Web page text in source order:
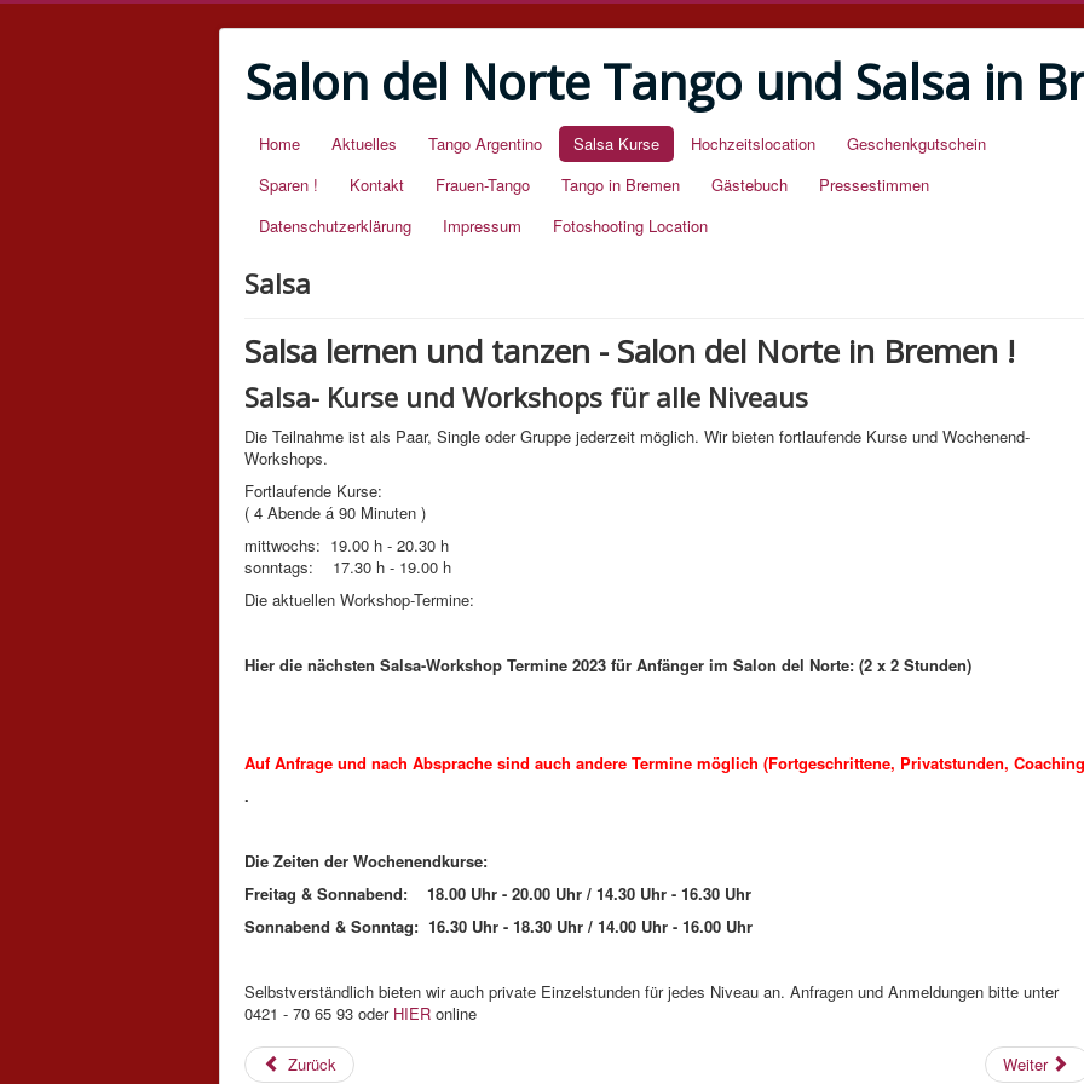
Salon del Norte Tango und Salsa in
Home Aktuelles Tango Argentino Salsa Kurse Hochzeitslocation
Geschenkgutschein
Sparen !
Kontakt Frauen-Tango Tango in Bremen Gästebuch
Pressestimmen
Datenschutzerklärung
Impressum Fotoshooting Location
Salsa
Salsa lernen und tanzen - Salon del Norte in Bremen !
Salsa- Kurse und Workshops für alle Niveaus
Die Teilnahme ist als Paar, Single oder Gruppe jederzeit möglich. Wir bieten fortlaufende Kurse und Wochenend-
Workshops.
Fortlaufende Kurse:
( 4 Abende á 90 Minuten )
mittwochs: 19.00 h - 20.30 h
sonntags: 17.30 h - 19.00 h
Die aktuellen Workshop-Termine:
Hier die nächsten Salsa-Workshop Termine 2023 für Anfänger im Salon del Norte: (2 x 2 Stunden)
Auf Anfrage und nach Absprache sind auch andere Termine möglich (Fortgeschrittene, Privatstunden,
.
Die Zeiten der Wochenendkurse:
Freitag & Sonnabend: 18.00 Uhr - 20.00 Uhr / 14.30 Uhr - 16.30 Uhr
Sonnabend & Sonntag: 16.30 Uhr - 18.30 Uhr / 14.00 Uhr - 16.00 Uhr
Selbstverständlich bieten wir auch private Einzelstunden für jedes Niveau an. Anfragen und Anmeldungen bitte unter
0421 - 70 65 93 oder HIER online
Zurück Weiter